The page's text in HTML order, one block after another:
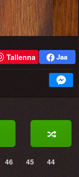
Tallenna
46 45
44